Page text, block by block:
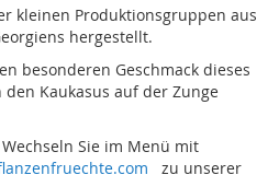
kleinen Produktionsgruppen aus
hergestellt.
besonderen Geschmack dieses
den Kaukasus auf der Zunge
Sie im Menü mit
zu unserer